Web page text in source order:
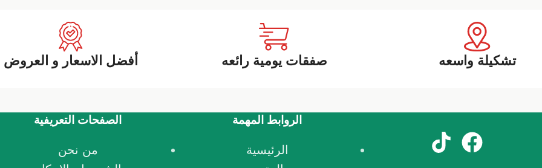
تشكيلة واسعه صفقات يومية رائعه أفضل الاسعار و العروض
الروابط المهمة
الرئيسية
الصفحات التعريفية
من نحن